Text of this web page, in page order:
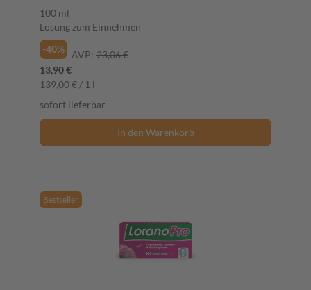
100 ml
Lösung zum Einnehmen
-40%
AVP: 23,06 €
13,90 €
139,00 € / 1 l
sofort lieferbar
In den Warenkorb
Bestseller